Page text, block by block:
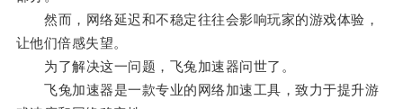
然而，网络延迟和不稳定往往会影响玩家的游戏体验，
让他们倍感失望。
为了解决这一问题，飞兔加速器问世了。
飞兔加速器是一款专业的网络加速工具，致力于提升游